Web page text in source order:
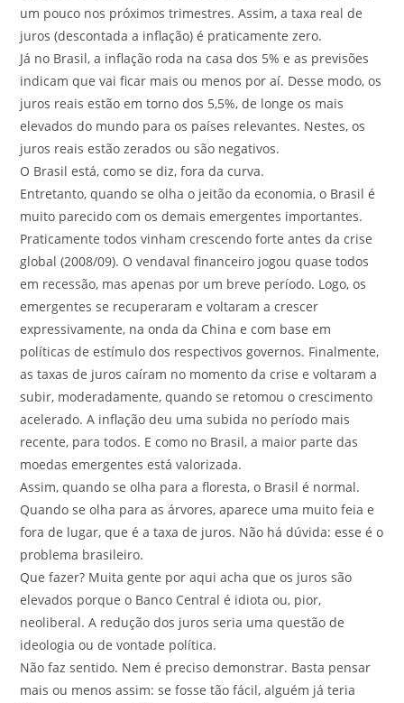
um pouco nos próximos trimestres. Assim, a taxa real de
juros (descontada a inflação) é praticamente zero.
Já no Brasil, a inflação roda na casa dos 5% e as previsões
indicam que vai ficar mais ou menos por aí. Desse modo, os
juros reais estão em torno dos 5,5%, de longe os mais
elevados do mundo para os países relevantes. Nestes, os
juros reais estão zerados ou são negativos.
O Brasil está, como se diz, fora da curva.
Entretanto, quando se olha o jeitão da economia, o Brasil é
muito parecido com os demais emergentes importantes.
Praticamente todos vinham crescendo forte antes da crise
global (2008/09). O vendaval financeiro jogou quase todos
em recessão, mas apenas por um breve período. Logo, os
emergentes se recuperaram e voltaram a crescer
expressivamente, na onda da China e com base em
políticas de estímulo dos respectivos governos. Finalmente,
as taxas de juros caíram no momento da crise e voltaram a
subir, moderadamente, quando se retomou o crescimento
acelerado. A inflação deu uma subida no período mais
recente, para todos. E como no Brasil, a maior parte das
moedas emergentes está valorizada.
Assim, quando se olha para a floresta, o Brasil é normal.
Quando se olha para as árvores, aparece uma muito feia e
fora de lugar, que é a taxa de juros. Não há dúvida: esse é o
problema brasileiro.
Que fazer? Muita gente por aqui acha que os juros são
elevados porque o Banco Central é idiota ou, pior,
neoliberal. A redução dos juros seria uma questão de
ideologia ou de vontade política.
Não faz sentido. Nem é preciso demonstrar. Basta pensar
mais ou menos assim: se fosse tão fácil, alguém já teria